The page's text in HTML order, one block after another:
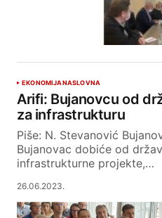
EKONOMIJANASLOVNA
Arifi: Bujanovcu od
za infrastrukturu
Piše: N. Stevanović
Bujanovac dobiće od
infrastrukturne projekte,…
26.06.2023.